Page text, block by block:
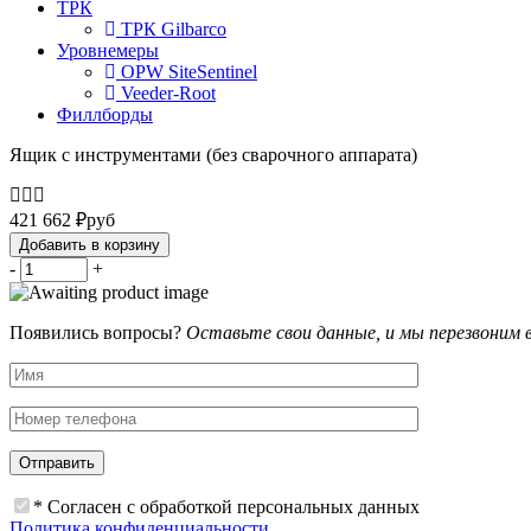
ТРК
ТРК Gilbarco
Уровнемеры
OPW SiteSentinel
Veeder-Root
Филлборды
Ящик с инструментами (без сварочного аппарата)
421 662 ₽руб
Добавить в корзину
- +
Появились вопросы? Оставьте свои данные, и мы перезвоним
* Согласен с обработкой персональных данных